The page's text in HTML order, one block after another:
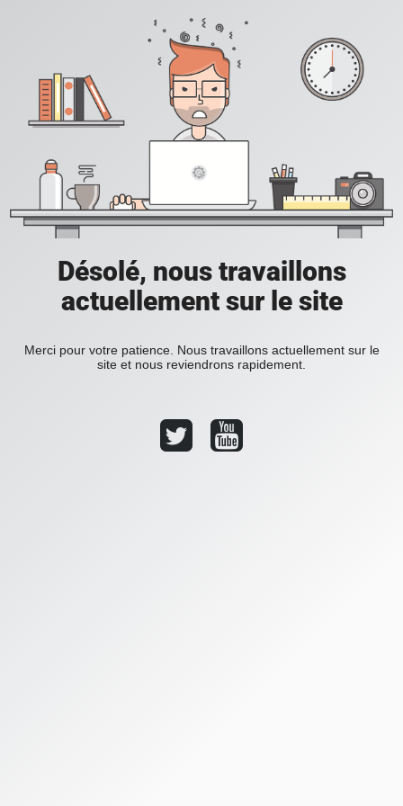
Désolé, nous travaillons
actuellement sur le site
Merci pour votre patience. Nous travaillons actuellement sur le
site et nous reviendrons rapidement.